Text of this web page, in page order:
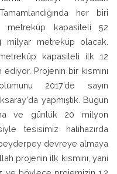
her biri
kapasiteli 52
milyar metreküp olacak.
metreküp kapasiteli ilk 12
Projenin bir kısmını
2017’de sayın
yapmıştık. Bugün
ve günlük 20 milyon
tesisimiz halihazırda
devreye almaya
projenin ilk kısmını, yani